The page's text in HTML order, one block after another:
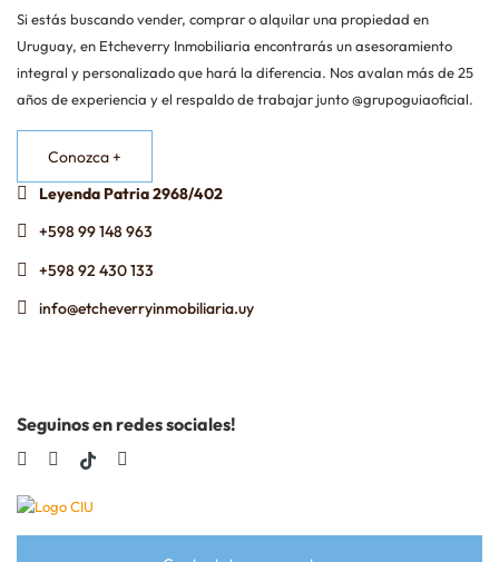
Si estás buscando vender, comprar o alquilar una propiedad en
Uruguay, en Etcheverry Inmobiliaria encontrarás un asesoramiento
integral y personalizado que hará la diferencia. Nos avalan más de 25
años de experiencia y el respaldo de trabajar junto @grupoguiaoficial.
Conozca +
Leyenda Patria 2968/402
+598 99 148 963
+598 92 430 133
info@etcheverryinmobiliaria.uy
Seguinos en redes sociales!